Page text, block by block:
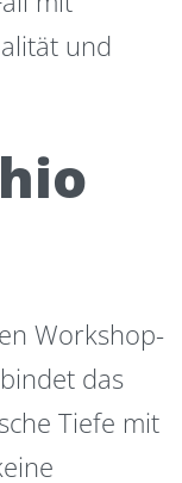
und
Workshop-
das
Tiefe mit